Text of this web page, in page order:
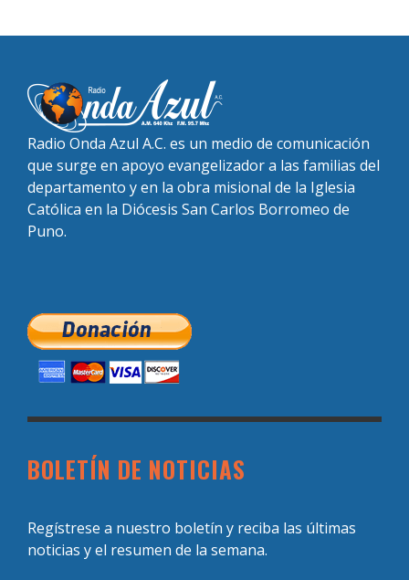
Radio Onda Azul A.C. es un medio de comunicación
que surge en apoyo evangelizador a las familias del
departamento y en la obra misional de la Iglesia
Católica en la Diócesis San Carlos Borromeo de
Puno.
BOLETÍN DE NOTICIAS
Regístrese a nuestro boletín y reciba las últimas
noticias y el resumen de la semana.